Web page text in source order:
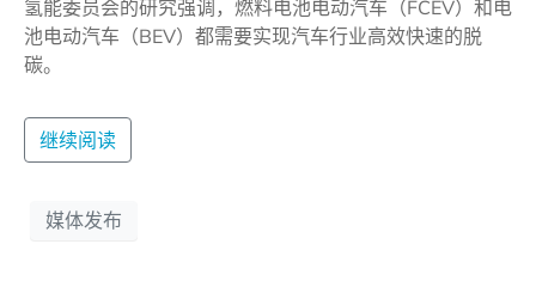
氢能委员会的研究强调，燃料电池电动汽车（FCEV）和电
池电动汽车（BEV）都需要实现汽车行业高效快速的脱
碳。
继续阅读
媒体发布